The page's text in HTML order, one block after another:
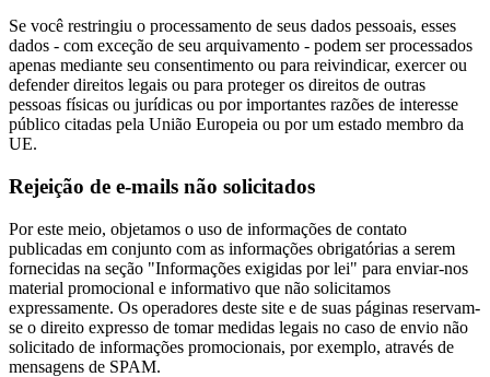
Se você restringiu o processamento de seus dados pessoais, esses
dados - com exceção de seu arquivamento - podem ser processados
apenas mediante seu consentimento ou para reivindicar, exercer ou
defender direitos legais ou para proteger os direitos de outras
pessoas físicas ou jurídicas ou por importantes razões de interesse
público citadas pela União Europeia ou por um estado membro da
UE.
Rejeição de e-mails não solicitados
Por este meio, objetamos o uso de informações de contato
publicadas em conjunto com as informações obrigatórias a serem
fornecidas na seção "Informações exigidas por lei" para enviar-nos
material promocional e informativo que não solicitamos
expressamente. Os operadores deste site e de suas páginas reservam-
se o direito expresso de tomar medidas legais no caso de envio não
solicitado de informações promocionais, por exemplo, através de
mensagens de SPAM.